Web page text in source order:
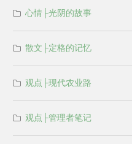
心情├光阴的故事
散文├定格的记忆
观点├现代农业路
观点├管理者笔记